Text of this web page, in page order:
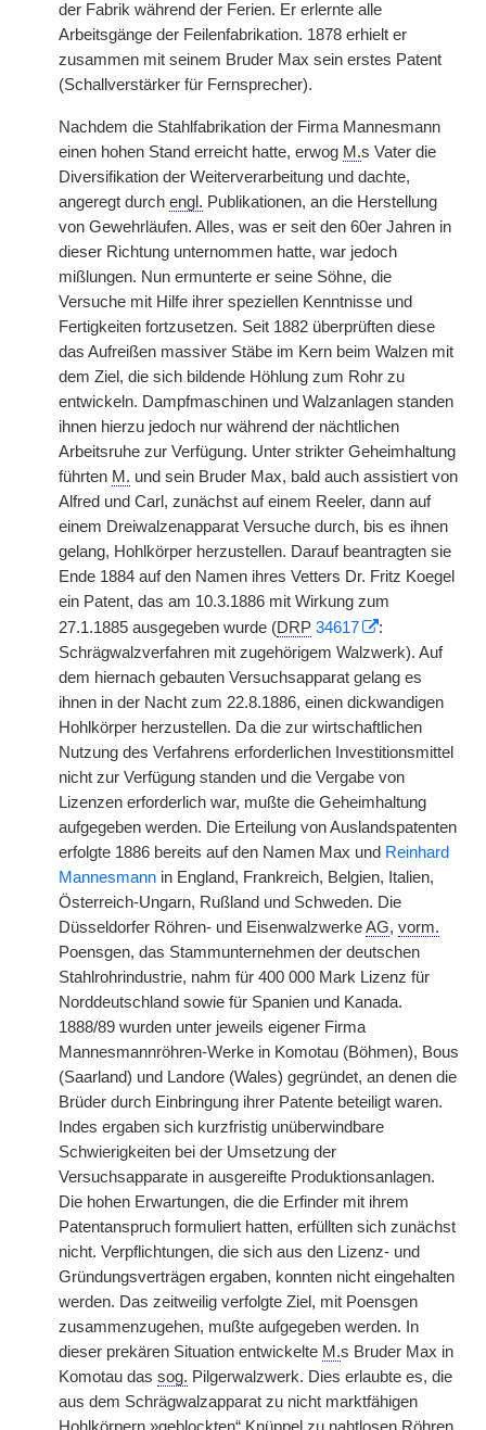
der Fabrik während der Ferien. Er erlernte alle
Arbeitsgänge der Feilenfabrikation. 1878 erhielt er
zusammen mit seinem Bruder Max sein erstes Patent
(Schallverstärker für Fernsprecher).
Nachdem die Stahlfabrikation der Firma Mannesmann
einen hohen Stand erreicht hatte, erwog M.s Vater die
Diversifikation der Weiterverarbeitung und dachte,
angeregt durch engl. Publikationen, an die Herstellung
von Gewehrläufen. Alles, was er seit den 60er Jahren in
dieser Richtung unternommen hatte, war jedoch
mißlungen. Nun ermunterte er seine Söhne, die
Versuche mit Hilfe ihrer speziellen Kenntnisse und
Fertigkeiten fortzusetzen. Seit 1882 überprüften diese
das Aufreißen massiver Stäbe im Kern beim Walzen mit
dem Ziel, die sich bildende Höhlung zum Rohr zu
entwickeln. Dampfmaschinen und Walzanlagen standen
ihnen hierzu jedoch nur während der nächtlichen
Arbeitsruhe zur Verfügung. Unter strikter Geheimhaltung
führten M. und sein Bruder Max, bald auch assistiert von
Alfred und Carl, zunächst auf einem Reeler, dann auf
einem Dreiwalzenapparat Versuche durch, bis es ihnen
gelang, Hohlkörper herzustellen. Darauf beantragten sie
Ende 1884 auf den Namen ihres Vetters Dr. Fritz Koegel
ein Patent, das am 10.3.1886 mit Wirkung zum
27.1.1885 ausgegeben wurde (DRP 34617
:
Schrägwalzverfahren mit zugehörigem Walzwerk). Auf
dem hiernach gebauten Versuchsapparat gelang es
ihnen in der Nacht zum 22.8.1886, einen dickwandigen
Hohlkörper herzustellen. Da die zur wirtschaftlichen
Nutzung des Verfahrens erforderlichen Investitionsmittel
nicht zur Verfügung standen und die Vergabe von
Lizenzen erforderlich war, mußte die Geheimhaltung
aufgegeben werden. Die Erteilung von Auslandspatenten
erfolgte 1886 bereits auf den Namen Max und Reinhard
Mannesmann in England, Frankreich, Belgien, Italien,
Österreich-Ungarn, Rußland und Schweden. Die
Düsseldorfer Röhren- und EisenwalzwerkeAG, vorm.
Poensgen, das Stammunternehmen der deutschen
Stahlrohrindustrie, nahm für 400 000 Mark Lizenz für
Norddeutschland sowie für Spanien und Kanada.
1888/89 wurden unter jeweils eigener Firma
Mannesmannröhren-Werke in Komotau (Böhmen), Bous
(Saarland) und Landore (Wales) gegründet, an denen die
Brüder durch Einbringung ihrer Patente beteiligt waren.
Indes ergaben sich kurzfristig unüberwindbare
Schwierigkeiten bei der Umsetzung der
Versuchsapparate in ausgereifte Produktionsanlagen.
Die hohen Erwartungen, die die Erfinder mit ihrem
Patentanspruch formuliert hatten, erfüllten sich zunächst
nicht. Verpflichtungen, die sich aus den Lizenz- und
Gründungsverträgen ergaben, konnten nicht eingehalten
werden. Das zeitweilig verfolgte Ziel, mit Poensgen
zusammenzugehen, mußte aufgegeben werden. In
dieser prekären Situation entwickelte M.s Bruder Max in
Komotau das sog. Pilgerwalzwerk. Dies erlaubte es, die
aus dem Schrägwalzapparat zu nicht marktfähigen